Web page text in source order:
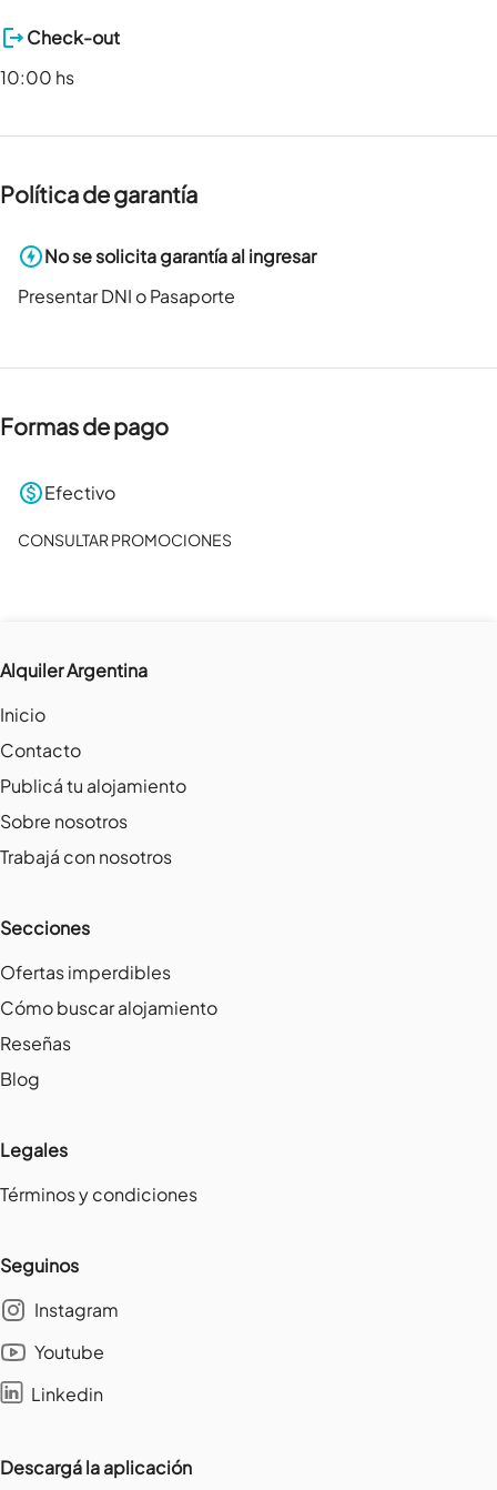
Check-out
10:00 hs
Política de garantía
No se solicita garantía al ingresar
Presentar DNI o Pasaporte
Formas de pago
Efectivo
CONSULTAR PROMOCIONES
Alquiler Argentina
Inicio
Contacto
Publicá tu alojamiento
Sobre nosotros
Trabajá con nosotros
Secciones
Ofertas imperdibles
Cómo buscar alojamiento
Reseñas
Blog
Legales
Términos y condiciones
Seguinos
Instagram
Youtube
Linkedin
Descargá la aplicación